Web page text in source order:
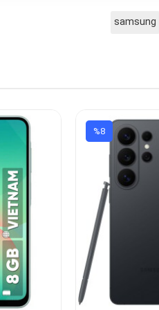
samsung
%8